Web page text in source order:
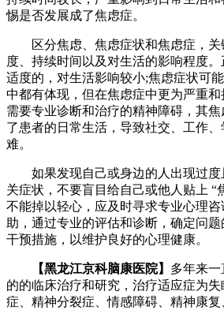
惕是否发展成了焦虑症。
区分焦虑、焦虑症状和焦虑症，关
度、持续时间以及对生活的影响程度。
适度的，对生活影响较小;焦虑症状可
中都有体现，但在焦虑症中更为严重
需要专业诊断和治疗的精神障碍，其
了患者的日常生活，导致社交、工作
难。
如果发现自己或身边的人出现过度
关症状，不要盲目给自己或他人贴上 “
不能掉以轻心，应及时寻求专业心理
助，通过专业的评估和诊断，确定问
干预措施，以维护良好的心理健康。
【黑龙江京科脑康医院】 多年来
的的临床治疗和研究，治疗适应症为
症、精神分裂症、情感障碍、精神康